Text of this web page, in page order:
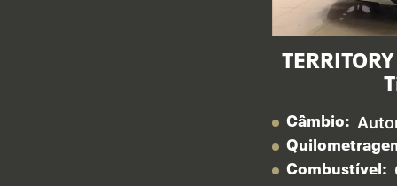
Câmbio:
Combustível: